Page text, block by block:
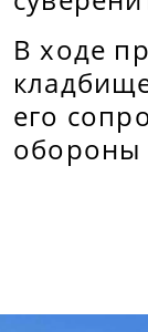
В ходе
его
обороны